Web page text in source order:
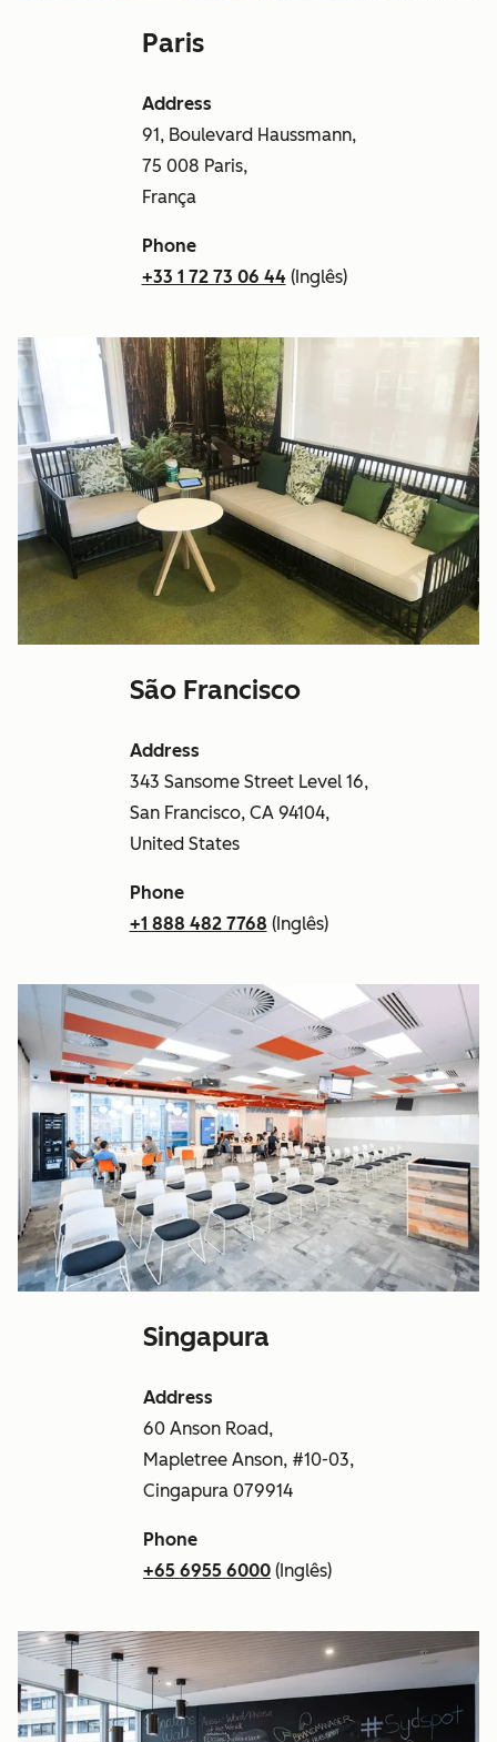
Paris
Address
91, Boulevard Haussmann,
75 008 Paris,
França
Phone
+33 1 72 73 06 44 (Inglês)
São Francisco
Address
343 Sansome Street Level 16,
San Francisco, CA 94104,
United States
Phone
+1 888 482 7768 (Inglês)
Singapura
Address
60 Anson Road,
Mapletree Anson, #10-03,
Cingapura 079914
Phone
+65 6955 6000 (Inglês)